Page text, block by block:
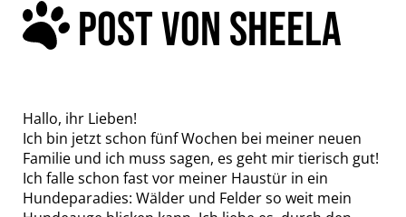
POST VON SHEELA
Hallo, ihr Lieben!
Ich bin jetzt schon fünf Wochen bei meiner neuen
Familie und ich muss sagen, es geht mir tierisch gut!
Ich falle schon fast vor meiner Haustür in ein
Hundeparadies: Wälder und Felder so weit mein